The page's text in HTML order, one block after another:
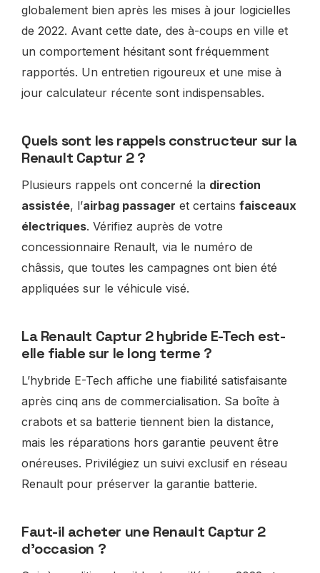
globalement bien après les mises à jour logicielles
de 2022. Avant cette date, des à-coups en ville et
un comportement hésitant sont fréquemment
rapportés. Un entretien rigoureux et une mise à
jour calculateur récente sont indispensables.
Quels sont les rappels constructeur sur la
Renault Captur 2 ?
Plusieurs rappels ont concerné la direction
assistée, l’airbag passager et certains faisceaux
électriques. Vérifiez auprès de votre
concessionnaire Renault, via le numéro de
châssis, que toutes les campagnes ont bien été
appliquées sur le véhicule visé.
La Renault Captur 2 hybride E-Tech est-
elle fiable sur le long terme ?
L’hybride E-Tech affiche une fiabilité satisfaisante
après cinq ans de commercialisation. Sa boîte à
crabots et sa batterie tiennent bien la distance,
mais les réparations hors garantie peuvent être
onéreuses. Privilégiez un suivi exclusif en réseau
Renault pour préserver la garantie batterie.
Faut-il acheter une Renault Captur 2
d’occasion ?